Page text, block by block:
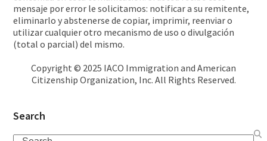
mensaje por error le solicitamos: notificar a su remitente,
eliminarlo y abstenerse de copiar, imprimir, reenviar o
utilizar cualquier otro mecanismo de uso o divulgación
(total o parcial) del mismo.
Copyright © 2025 IACO Immigration and American
Citizenship Organization, Inc. All Rights Reserved.
Search